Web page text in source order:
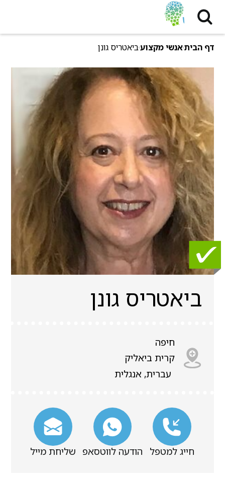
דף הביתאנשי מקצועביאטריס גונן
ביאטריס גונן
חיפה
קרית ביאליק
עברית, אנגלית
חייג למטפל הודעה לווטסאפ שליחת מייל